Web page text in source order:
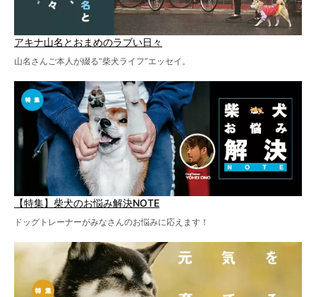
アキナ山名とおまめのラブい日々
山名さんご本人が綴る“柴犬ライフ”エッセイ。
【特集】柴犬のお悩み解決NOTE
ドッグトレーナーがみなさんのお悩みに応えます！